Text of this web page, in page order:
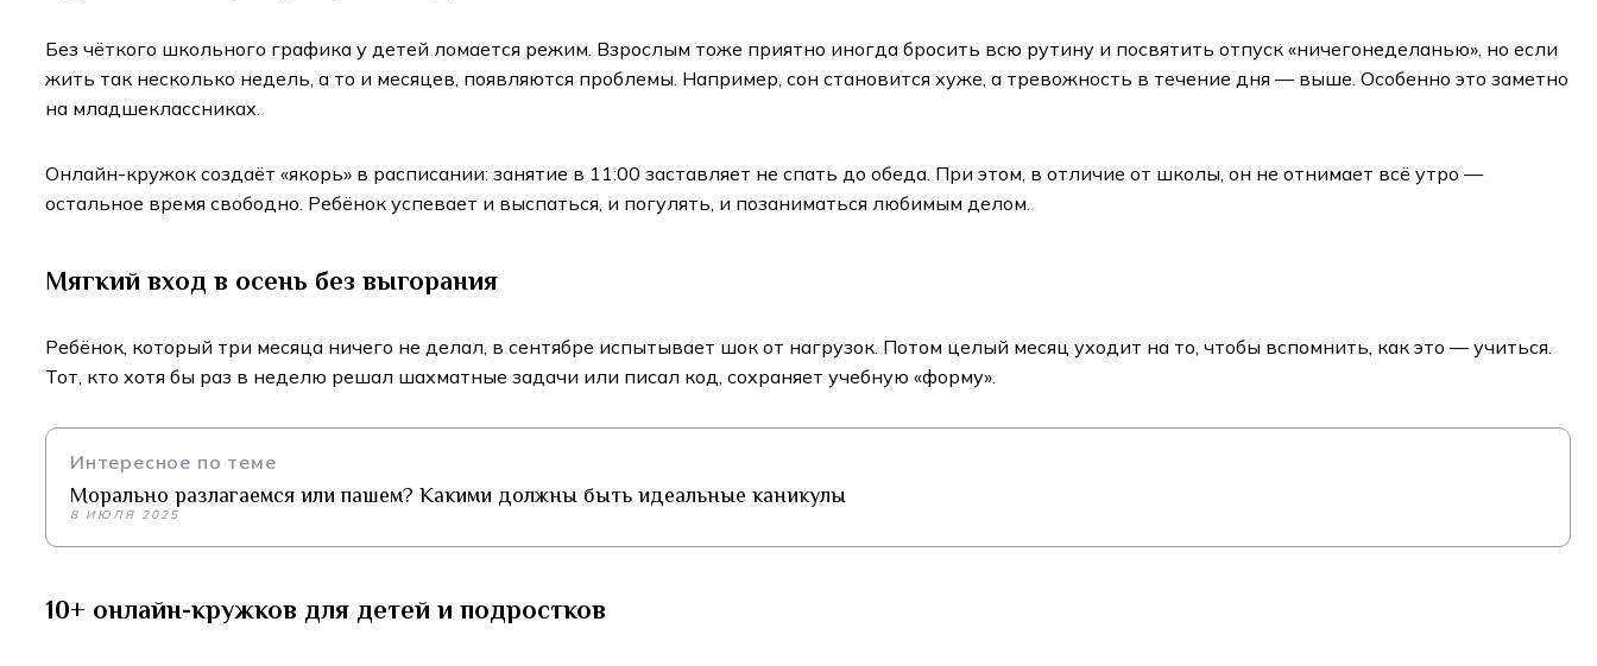
Без чёткого школьного графика у детей ломается режим. Взрослым тоже приятно иногда бросить всю рутину и посвятить отпуск «ничегонеделанью», но если
жить так несколько недель, а то и месяцев, появляются проблемы. Например, сон становится хуже, а тревожность в течение дня — выше. Особенно это заметно
на младшеклассниках.
Онлайн-кружок создаёт «якорь» в расписании: занятие в 11:00 заставляет не спать до обеда. При этом, в отличие от школы, он не отнимает всё утро —
остальное время свободно. Ребёнок успевает и выспаться, и погулять, и позаниматься любимым делом.
Мягкий вход в осень без выгорания
Ребёнок, который три месяца ничего не делал, в сентябре испытывает шок от нагрузок. Потом целый месяц уходит на то, чтобы вспомнить, как это — учиться.
Тот, кто хотя бы раз в неделю решал шахматные задачи или писал код, сохраняет учебную «форму».
Интересное по теме
Морально разлагаемся или пашем? Какими должны быть идеальные каникулы
8 ИЮЛЯ 2025
10+ онлайн-кружков для детей и подростков